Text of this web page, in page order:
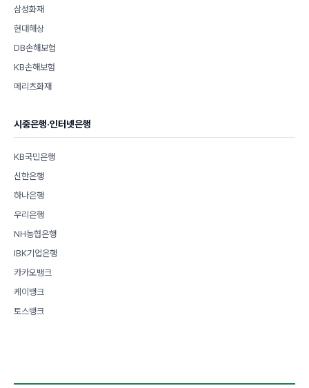
삼성화재
현대해상
DB손해보험
KB손해보험
메리츠화재
시중은행·인터넷은행
KB국민은행
신한은행
하나은행
우리은행
NH농협은행
IBK기업은행
카카오뱅크
케이뱅크
토스뱅크